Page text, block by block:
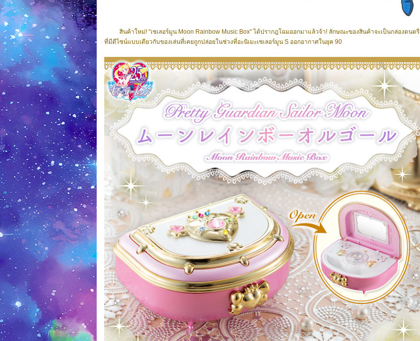
สินค้าใหม่! "เซเลอร์มูน Moon Rainbow Music Box" ได้ปรากฎโฉมออกมาแล้วจ้า! ลักษณะของสินค้าจะเป็นกล่องดนตรี
ที่มีดีไซน์แบบเดียวกับของเล่นที่เคยถูกปล่อยในช่วงที่อะนิเมะเซเลอร์มูน S ออกอากาศในยุค 90